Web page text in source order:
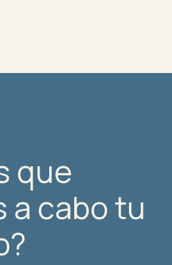
que
a cabo tu